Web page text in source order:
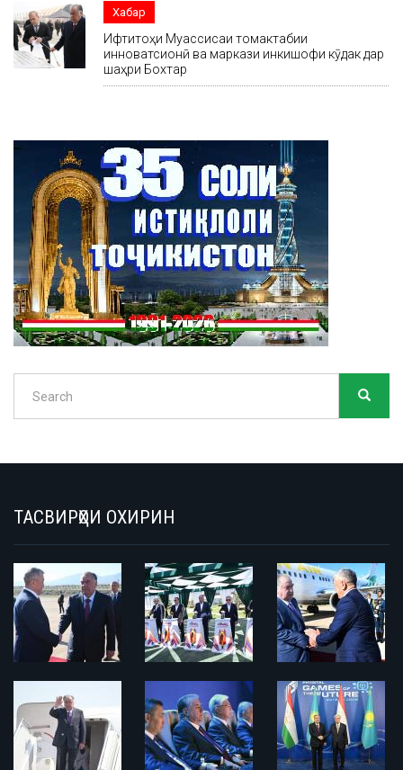
Хабар
Ифтитоҳи Муассисаи томактабии
инноватсионӣ ва маркази инкишофи кӯдак дар
шаҳри Бохтар
Search
ТАСВИРҲОИ ОХИРИН